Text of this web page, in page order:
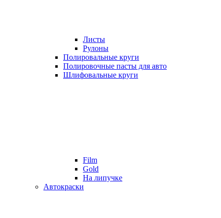
Листы
Рулоны
Полировальные круги
Полировочные пасты для авто
Шлифовальные круги
Film
Gold
На липучке
Автокраски